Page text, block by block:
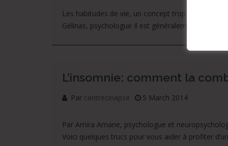
Les habitudes de vie, un concept trop souvent
Gélinas, psychologue Il est généralement
L’insomnie: comment la
Par centrecinapse 5 March 2014
Par Amira Amane, psychologue et
Voici quelques trucs pour vous aider à profiter